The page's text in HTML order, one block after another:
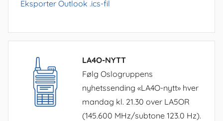
Eksporter Outlook .ics-fil
LA4O-NYTT
Følg Oslogruppens
nyhetssending «LA4O-nytt» hver
mandag kl. 21.30 over LA5OR
(145.600 MHz/subtone 123.0 Hz).